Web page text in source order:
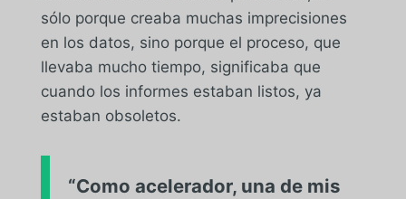
sólo porque creaba muchas imprecisiones
en los datos, sino porque el proceso, que
llevaba mucho tiempo, significaba que
cuando los informes estaban listos, ya
estaban obsoletos.
“Como acelerador, una de mis